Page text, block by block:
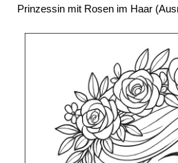
Prinzessin mit Rosen im Haar